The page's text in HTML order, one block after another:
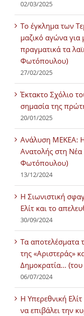
02/03/2025
Tο έγκλημα των
μαζικό αγώνα
πραγματικά τα
Φωτόπουλου)
27/02/2025
Έκτακτο Σχόλιο
σημασία της
20/01/2025
Ανάλυση ΜΕΚΕΑ:
Ανατολής στη Νέα
Φωτόπουλου)
13/12/2024
Η Σιωνιστική
Ελίτ και το
30/09/2024
Τα αποτελέσματα
της «Αριστεράς»
Δημοκρατία…
06/07/2024
H Υπερεθνική
να επιβάλει την